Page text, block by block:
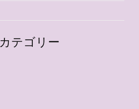
カテゴリー